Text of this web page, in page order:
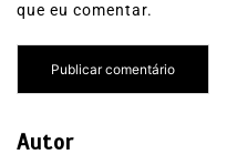
que eu comentar.
Autor